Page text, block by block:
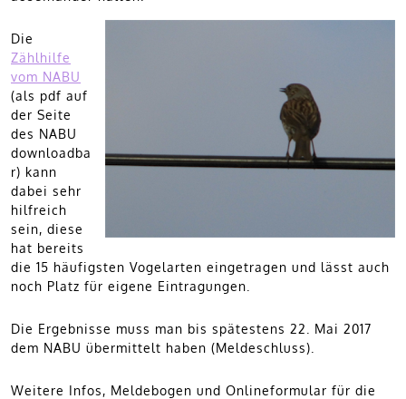
Die
Zählhilfe
vom NABU
(als pdf auf
der Seite
des NABU
downloadba
r) kann
dabei sehr
hilfreich
sein, diese
hat bereits
die 15 häufigsten Vogelarten eingetragen und lässt auch
noch Platz für eigene Eintragungen.
Die Ergebnisse muss man bis spätestens 22. Mai 2017
dem NABU übermittelt haben (Meldeschluss).
Weitere Infos, Meldebogen und Onlineformular für die